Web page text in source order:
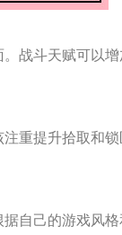
战斗天赋可以
重提升拾取和
自己的游戏风